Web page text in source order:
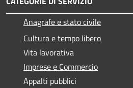
Anagrafe e stato civile
Cultura e tempo libero
Vita lavorativa
Imprese e Commercio
Appalti pubblici